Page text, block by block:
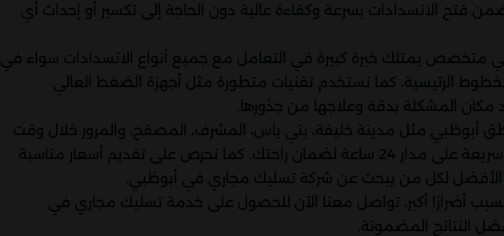
فتح الانسدادات بسرعة وكفاءة عالية دون الحاجة إلى تكسير أو إحداث أي
متخصص يمتلك خبرة كبيرة في التعامل مع جميع أنواع الانسدادات سواء في
الرئيسية، كما نستخدم تقنيات متطورة مثل أجهزة الضغط العالي
مكان المشكلة بدقة وعلاجها من جذورها.
أبوظبي مثل مدينة خليفة، بني ياس، المشرف، المصفح، والمرور خلال وقت
قياسي، مع تقديم خدمة سريعة على مدار 24 ساعة لضمان راحتك. كما نحرص على تقديم أسعار مناسبة
الأفضل لكل من يبحث عن شركة تسليك مجاري في أبوظبي.
أضرارًا أكبر، تواصل معنا الآن للحصول على خدمة تسليك مجاري في
النتائج المضمونة.